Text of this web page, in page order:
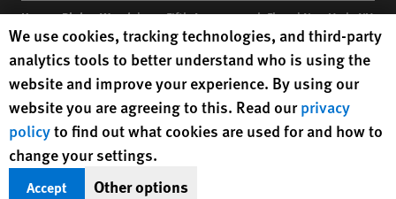
Human Rights Watch| 350 Fifth Avenue, 34th Floor | New York,NY
10118-3299USA|t 1.212.290.4700
Human Rights Watchis a 501(C)(3) nonprofit registered in the US
under EIN: 13-2875808
Human Rights Watch cookie preferences
We use cookies, tracking technologies, and third-party
analytics tools to better understand who is using the
website and improve your experience. By using our
website you are agreeing to this. Read ourprivacy
policyto find out what cookies are used for and how to
change your settings.
Accept Other options